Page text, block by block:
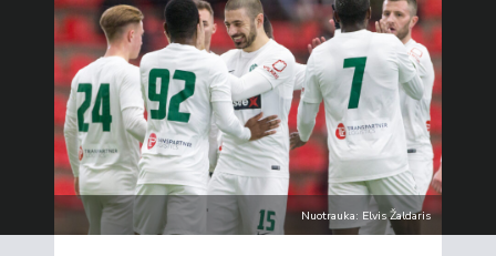
Nuotrauka: Elvis Žaldaris